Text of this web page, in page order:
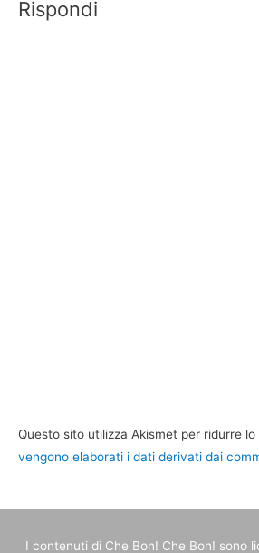
Rispondi
Questo sito utilizza Akismet per ridurre lo
vengono elaborati i dati derivati dai
I contenuti di Che Bon! Che Bon! sono